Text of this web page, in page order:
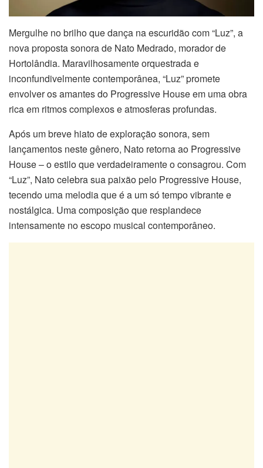
Mergulhe no brilho que dança na escuridão com “Luz”, a
nova proposta sonora de Nato Medrado, morador de
Hortolândia. Maravilhosamente orquestrada e
inconfundivelmente contemporânea, “Luz” promete
envolver os amantes do Progressive House em uma obra
rica em ritmos complexos e atmosferas profundas.
Após um breve hiato de exploração sonora, sem
lançamentos neste gênero, Nato retorna ao Progressive
House – o estilo que verdadeiramente o consagrou. Com
“Luz”, Nato celebra sua paixão pelo Progressive House,
tecendo uma melodia que é a um só tempo vibrante e
nostálgica. Uma composição que resplandece
intensamente no escopo musical contemporâneo.